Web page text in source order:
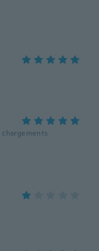
chargements